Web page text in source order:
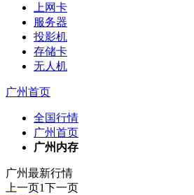
上网卡
服务器
投影机
存储卡
无人机
广州首页
全国行情
广州首页
广州内存
广州最新行情
上一页1下一页